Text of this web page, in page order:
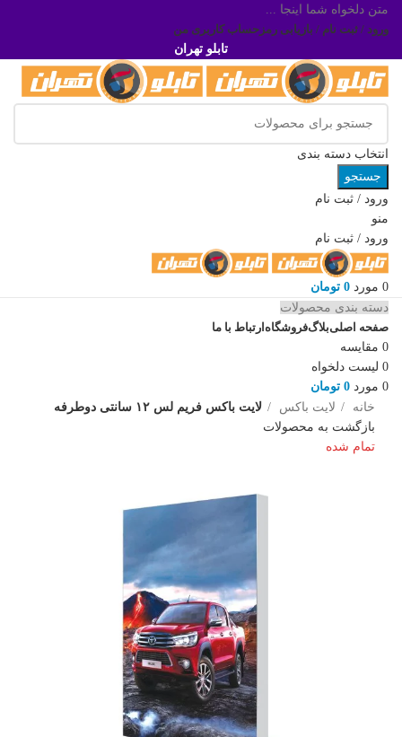
متن دلخواه شما اینجا ...
ورود / ثبت نام / بازیابی رمز حساب کاربری من
تابلو تهران
انتخاب دسته بندی
جستجو
ورود / ثبت نام
منو
ورود / ثبت نام
0 مورد 0 تومان
دسته بندی محصولات
صفحه اصلیبلاگفروشگاه ارتباط با ما
0 مقایسه
0 لیست دلخواه
0 مورد 0 تومان
خانه
لایت باکس
لایت باکس فریم لس ۱۲ سانتی دوطرفه
بازگشت به محصولات
تمام شده